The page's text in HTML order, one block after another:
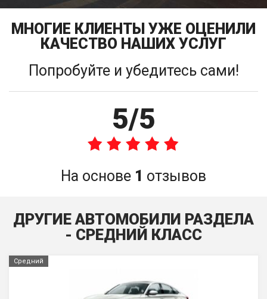
МНОГИЕ КЛИЕНТЫ УЖЕ ОЦЕНИЛИ
КАЧЕСТВО НАШИХ УСЛУГ
Попробуйте и убедитесь сами!
5/5
На основе 1 отзывов
ДРУГИЕ АВТОМОБИЛИ РАЗДЕЛА
- СРЕДНИЙ КЛАСС
Средний